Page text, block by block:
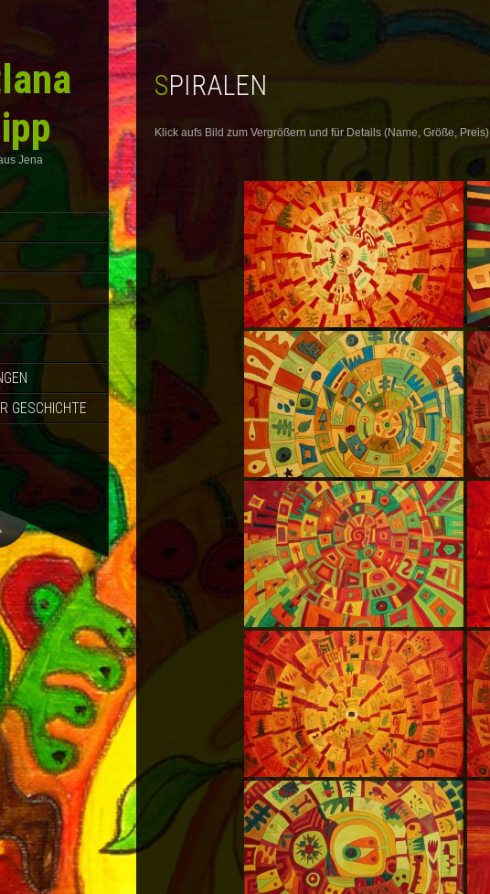
Jena
GESCHICHTE
SPIRALEN
Klick aufs Bild zum Vergrößern und für Details (Name, Größe, Preis)